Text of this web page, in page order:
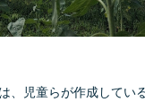
、児童らが作成してい